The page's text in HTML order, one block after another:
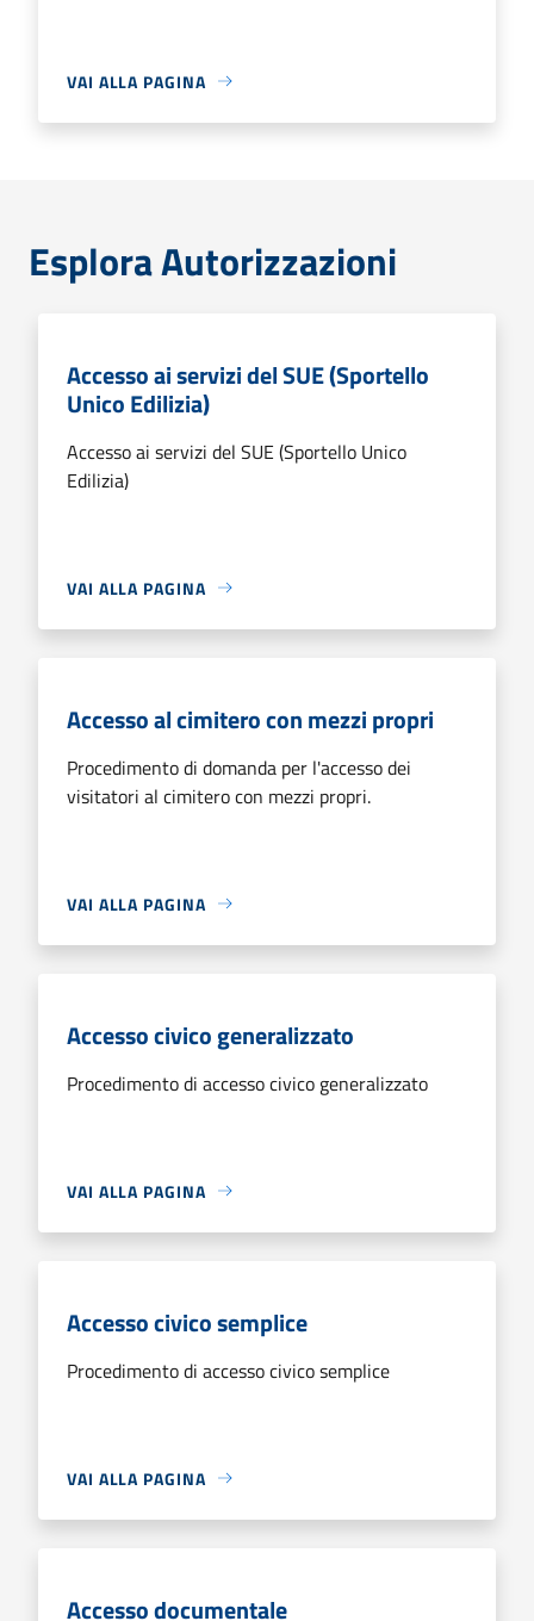
VAI ALLA PAGINA
Esplora Autorizzazioni
Accesso ai servizi del SUE (Sportello
Unico Edilizia)
Accesso ai servizi del SUE (Sportello Unico
Edilizia)
VAI ALLA PAGINA
Accesso al cimitero con mezzi propri
Procedimento di domanda per l'accesso dei
visitatori al cimitero con mezzi propri.
VAI ALLA PAGINA
Accesso civico generalizzato
Procedimento di accesso civico generalizzato
VAI ALLA PAGINA
Accesso civico semplice
Procedimento di accesso civico semplice
VAI ALLA PAGINA
Accesso documentale